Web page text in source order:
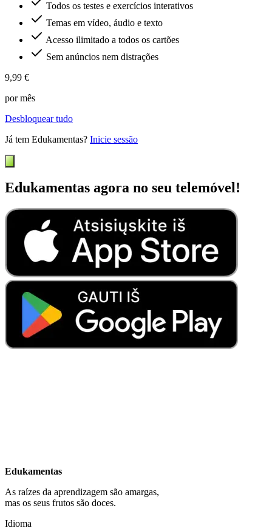
Todos os testes e exercícios interativos
Temas em vídeo, áudio e texto
Acesso ilimitado a todos os cartões
Sem anúncios nem distrações
9,99 €
por mês
Desbloquear tudo
Já tem Edukamentas? Inicie sessão
Edukamentas agora no seu telemóvel!
Edukamentas
As raízes da aprendizagem são amargas,
mas os seus frutos são doces.
Idioma